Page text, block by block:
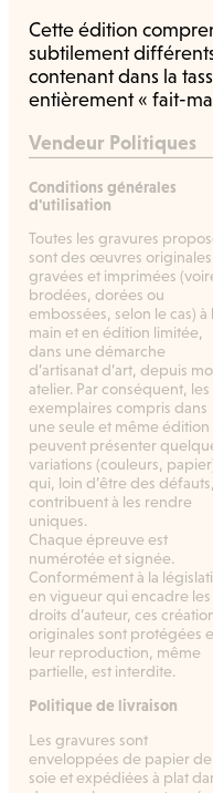
Cette édition
subtilement
contenant dans la
entièrement « fait-
Vendeur Politiques
Conditions générales
d'utilisation
Toutes les gravures
sont des œuvres originales
gravées et imprimées
brodées, dorées ou
embossées, selon le cas) à
main et en édition limitée,
dans une démarche
d’artisanat d’art, depuis
atelier. Par conséquent, les
exemplaires compris dans
une seule et même édition
peuvent présenter
variations (couleurs,
qui, loin d’être des défauts,
contribuent à les rendre
uniques.
Chaque épreuve est
numérotée et signée.
Conformément à la
en vigueur qui encadre les
droits d’auteur, ces
originales sont protégées
leur reproduction, même
partielle, est interdite.
Politique de livraison
Les gravures sont
enveloppées de papier de
soie et expédiées à plat